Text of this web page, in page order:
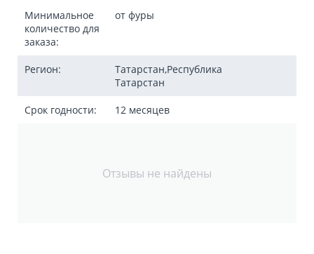
Минимальное
количество для
заказа:
от фуры
Регион:
Татарстан,Республика
Татарстан
Срок годности: 12 месяцев
Отзывы не найдены